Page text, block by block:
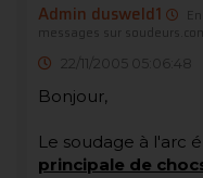
Admin dusweld1
messages sur soudeurs.com)
22/11/2005 05:06:48
Bonjour,
Le soudage à l'arc
principale de